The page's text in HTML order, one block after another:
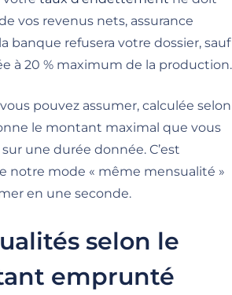
vos revenus nets, assurance
banque refusera votre dossier, sauf
à 20 % maximum de la production.
pouvez assumer, calculée selon
le montant maximal que vous
une durée donnée. C’est
notre mode « même mensualité »
en une seconde.
selon le
emprunté